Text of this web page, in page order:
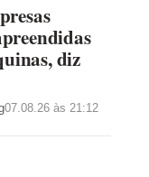
diz
07.08.26 às 21:12